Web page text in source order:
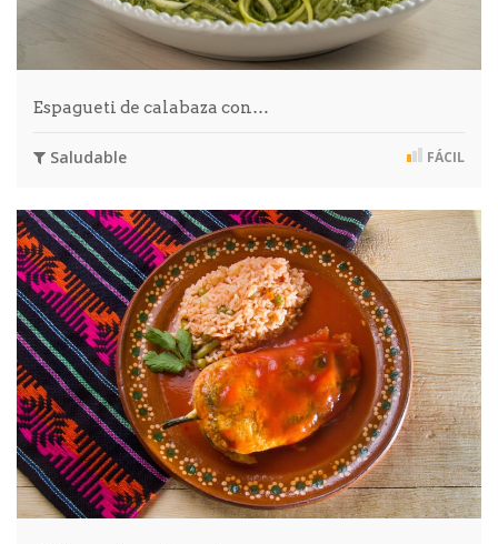
Espagueti de calabaza con…
Saludable FÁCIL